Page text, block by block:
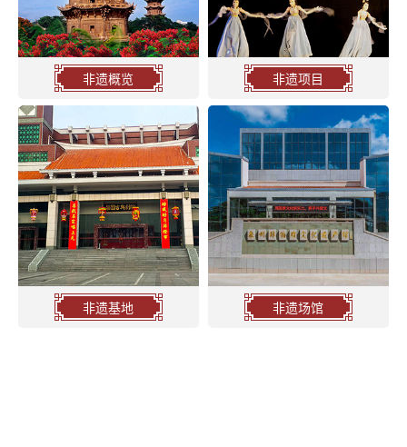
非遗概览 非遗项目
非遗基地 非遗场馆